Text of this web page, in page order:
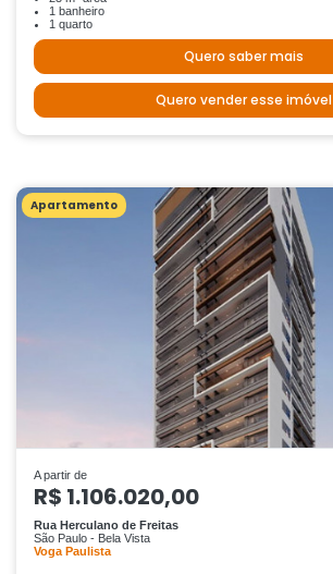
1 banheiro
1 quarto
Quero saber mais
Quero vender esse imóvel
Apartamento
A partir de
R$ 1.106.020,00
Rua Herculano de Freitas
São Paulo - Bela Vista
Voga Paulista